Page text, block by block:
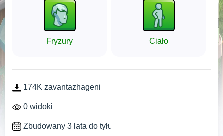
Fryzury Ciało
174K zavantazhageni
0 widoki
Zbudowany 3 lata do tyłu